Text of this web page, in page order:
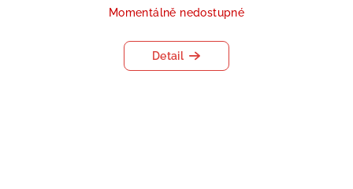
Momentálně nedostupné
Detail